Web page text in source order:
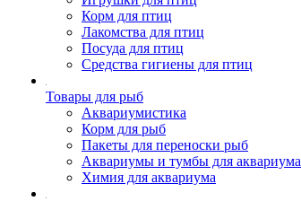
Корм для птиц
Лакомства для птиц
Посуда для птиц
Средства гигиены для птиц
Товары для рыб
Аквариумистика
Корм для рыб
Пакеты для переноски рыб
Аквариумы и тумбы для аквариума
Химия для аквариума